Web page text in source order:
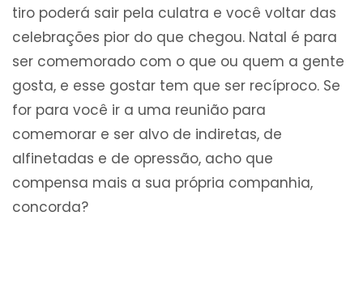
tiro poderá sair pela culatra e você voltar das
celebrações pior do que chegou. Natal é para
ser comemorado com o que ou quem a gente
gosta, e esse gostar tem que ser recíproco. Se
for para você ir a uma reunião para
comemorar e ser alvo de indiretas, de
alfinetadas e de opressão, acho que
compensa mais a sua própria companhia,
concorda?